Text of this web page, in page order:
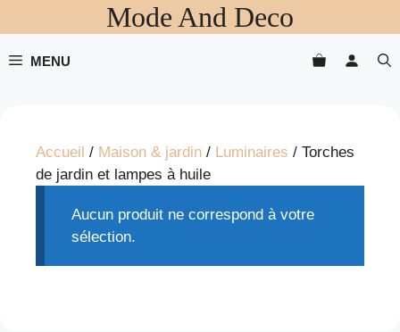
au
contenu
Mode And Deco
MENU
Accueil / Maison & jardin / Luminaires / Torches
de jardin et lampes à huile
Aucun produit ne correspond à votre
sélection.